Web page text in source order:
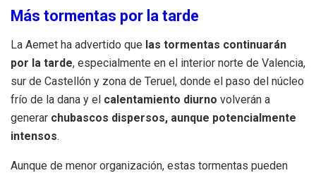
Más tormentas por la tarde
La Aemet ha advertido que las tormentas continuarán
por la tarde, especialmente en el interior norte de Valencia,
sur de Castellón y zona de Teruel, donde el paso del núcleo
frío de la dana y el calentamiento diurno volverán a
generar chubascos dispersos, aunque potencialmente
intensos.
Aunque de menor organización, estas tormentas pueden